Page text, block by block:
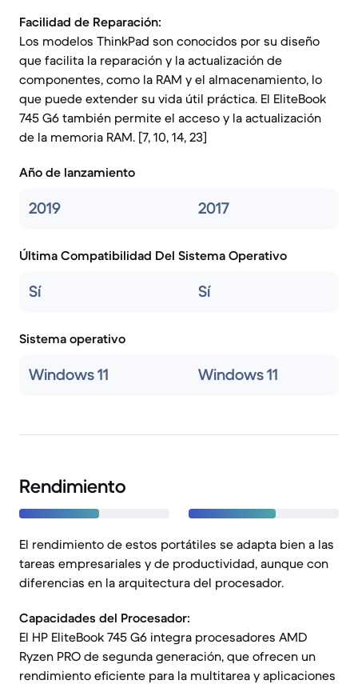
Facilidad de Reparación:
Los modelos ThinkPad son conocidos por su diseño
que facilita la reparación y la actualización de
componentes, como la RAM y el almacenamiento, lo
que puede extender su vida útil práctica. El EliteBook
745 G6 también permite el acceso y la actualización
de la memoria RAM. [7, 10, 14, 23]
Año de lanzamiento
2019 2017
Última Compatibilidad Del Sistema Operativo
Sí Sí
Sistema operativo
Windows 11 Windows 11
Rendimiento
El rendimiento de estos portátiles se adapta bien a las
tareas empresariales y de productividad, aunque con
diferencias en la arquitectura del procesador.
Capacidades del Procesador:
El HP EliteBook 745 G6 integra procesadores AMD
Ryzen PRO de segunda generación, que ofrecen un
rendimiento eficiente para la multitarea y aplicaciones